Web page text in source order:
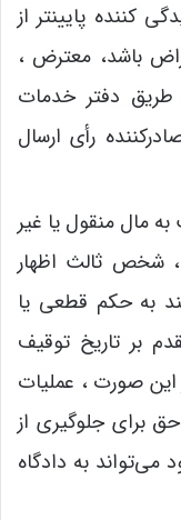
کننده پایین­تر از
باشد، معترض ،
طریق دفتر خدمات
رأی ارسال
مال منقول یا غیر
شخص ثالث اظهار
به حکم قطعی یا
بر تاریخ توقیف
صورت ، عملیات
برای جلوگیری از
می‌تواند به دادگاه